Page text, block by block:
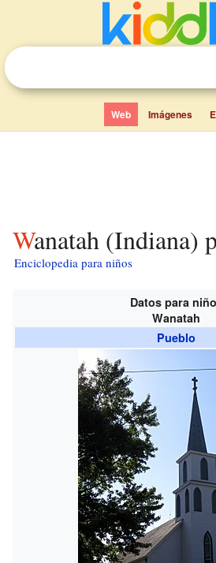
Web Imágenes
Wanatah (Indiana)
Enciclopedia para niños
Datos para
Wanatah
Pueblo